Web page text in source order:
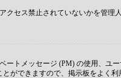
セス禁止されていないかを管理
トメッセージ (PM) の使用、ユ
ができますので、掲示板をよく